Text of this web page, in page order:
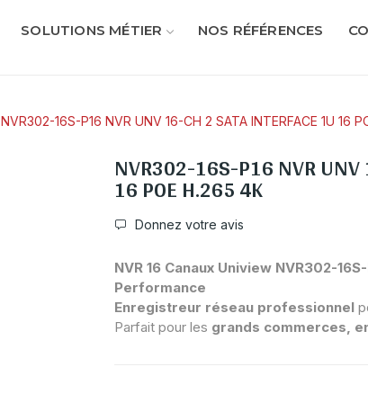
SOLUTIONS MÉTIER NOS RÉFÉRENCES
NVR302-16S-P16 NVR UNV 16-CH 2 SATA INTERFACE 1U 16
NVR302-16S-P16 NVR UNV
16 POE H.265 4K
Donnez votre avis
NVR 16 Canaux Uniview NVR302-
Performance
Enregistreur réseau professionnel
Parfait pour les grands commerces,